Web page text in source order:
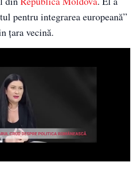
pentru integrarea europeană”
țara vecină.